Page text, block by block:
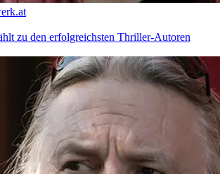
zu den erfolgreichsten Thriller-Autoren